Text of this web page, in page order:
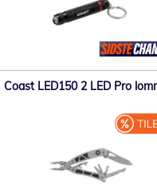
Coast LED150 2 LED Pro